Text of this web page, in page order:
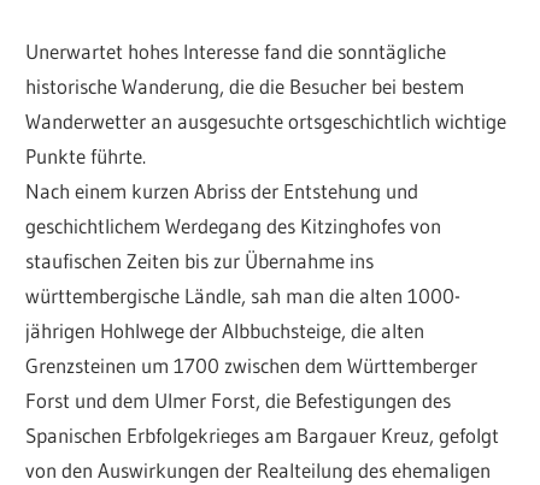
Unerwartet hohes Interesse fand die sonntägliche
historische Wanderung, die die Besucher bei bestem
Wanderwetter an ausgesuchte ortsgeschichtlich wichtige
Punkte führte.
Nach einem kurzen Abriss der Entstehung und
geschichtlichem Werdegang des Kitzinghofes von
staufischen Zeiten bis zur Übernahme ins
württembergische Ländle, sah man die alten 1000-
jährigen Hohlwege der Albbuchsteige, die alten
Grenzsteinen um 1700 zwischen dem Württemberger
Forst und dem Ulmer Forst, die Befestigungen des
Spanischen Erbfolgekrieges am Bargauer Kreuz, gefolgt
von den Auswirkungen der Realteilung des ehemaligen